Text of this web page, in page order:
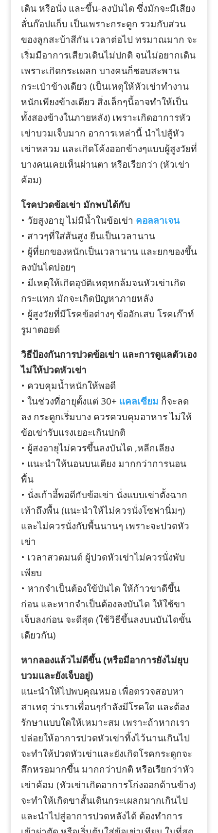
เดิน หรือนั่ง และขึ้น-ลงบันได ซึ่งมักจะมีเสียง
ลั่นก๊อปแก็บ เป็นเพราะกระดูก รวมกับส่วน
ของลูกสะบ้าสีกัน เวลาต่อไป ทรมาณมาก จะ
เริ่มมีอาการเสียวเดินไม่ปกติ จนไม่อยากเดิน
เพราะเกิดกระเผลก บางคนก็ชอบสะพาน
กระเป๋าข้างเดียว (เป็นเหตุให้หัวเข่าทำงาน
หนักเพียงข้างเดียว สิ่งเล็กๆนี้อาจทำให้เป็น
ทั้งสองข้างในภายหลัง) เพราะเกิดอาการหัว
เข่าบวมเจ็บมาก อาการเหล่านี้ นำไปสู้หัว
เข่าหลวม และเกิดโค้งออกข้างๆแบบผู้สูงวัยที่
บางคนเคยเห็นผ่านตา หรือเรียกว่า (หัวเข่า
ค้อม)
โรคปวดข้อเข่า มักพบได้กับ
• วัยสูงอายุ ไม่มีน้ำในข้อเข่า คอลลาเจน
• สาวๆที่ใส่ส้นสูง ยืนเป็นเวลานาน
• ผู้ที่ยกของหนักเป็นเวลานาน และยกของขึ้น
ลงบันไดบ่อยๆ
• มีเหตุให้เกิดอุบัติเหตุหกล้มจนหัวเข่าเกิด
กระแทก มักจะเกิดปัญหาภายหลัง
• ผู้สูงวัยที่มีโรคข้อต่างๆ ข้ออักเสบ โรคเก๊าท์
รูมาตอยด์
วิธีป้องกันการปวดข้อเข่า และการดูแลตัวเอง
ไม่ให้ปวดหัวเข่า
• ควบคุมน้ำหนักให้พอดี
• ในช่วงที่อายุตั้งแต่ 30+ แคลเซียม ก็จะลด
ลง กระดูกเริ่มบาง ควรควบคุมอาหาร ไม่ให้
ข้อเข่ารับแรงเยอะเกินปกติ
• ผู้สงอายุไม่ควรขึ้นลงบันได ,หลีกเลียง
• แนะนำให้นอนบนเตียง มากกว่าการนอน
พื้น
• นั่งเก้าอี้พอดีกับข้อเข่า นั่งแบบเข่าตั้งฉาก
เท้าถึงพื้น (แนะนำให้ไม่ควรนั่งโซฟานิ่มๆ)
และไม่ควรนั่งกับพื้นนานๆ เพราะจะปวดหัว
เข่า
• เวลาสวดมนต์ ผู้ปวดหัวเข่าไม่ควรนั่งพับ
เพียบ
• หากจำเป็นต้องใข้บันได ให้ก้าวขาดีขึ้น
ก่อน และหากจำเป็นต้องลงบันได ให้ใช้ขา
เจ็บลงก่อน จะดีสุด (ใช้วิธีขึ้นลงบนบันไดขั้น
เดียวกัน)
หากลองแล้วไม่ดีขึ้น (หรือมีอาการยังไม่ยุบ
บวมและยังเจ็บอยู่)
แนะนำให้ไปพบคุณหมอ เพื่อตรวจสอบหา
สาเหตุ ว่าเราเพื่อนๆกำลังมีโรคใด และต้อง
รักษาแบบใดให้เหมาะสม เพราะถ้าหากเรา
ปล่อยให้อาการปวดหัวเข่าทิ้งไว้นานเกินไป
จะทำให้ปวดหัวเข่าและยังเกิดโรคกระดูกจะ
สึกหรอมากขึ้น มากกว่าปกติ หรือเรียกว่าหัว
เข่าค้อม (หัวเข่าเกิดอาการโก่งออกด้านข้าง)
จะทำให้เกิดขาสั้นเดินกระเผลกมากเกินไป
และนำไปสู่อาการปวดหลังได้ ต้องทำการ